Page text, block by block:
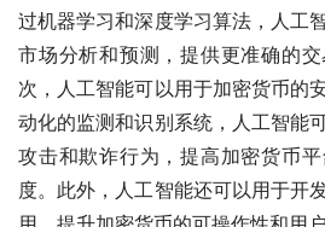
过机器学习和深度学习算法，人工
市场分析和预测，提供更准确的
次，人工智能可以用于加密货币的
动化的监测和识别系统，人工智能
攻击和欺诈行为，提高加密货币
度。此外，人工智能还可以用于开